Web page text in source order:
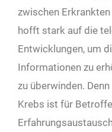
zwischen
hofft stark auf die
Entwicklungen, um
Informationen zu
zu überwinden.
Krebs ist für